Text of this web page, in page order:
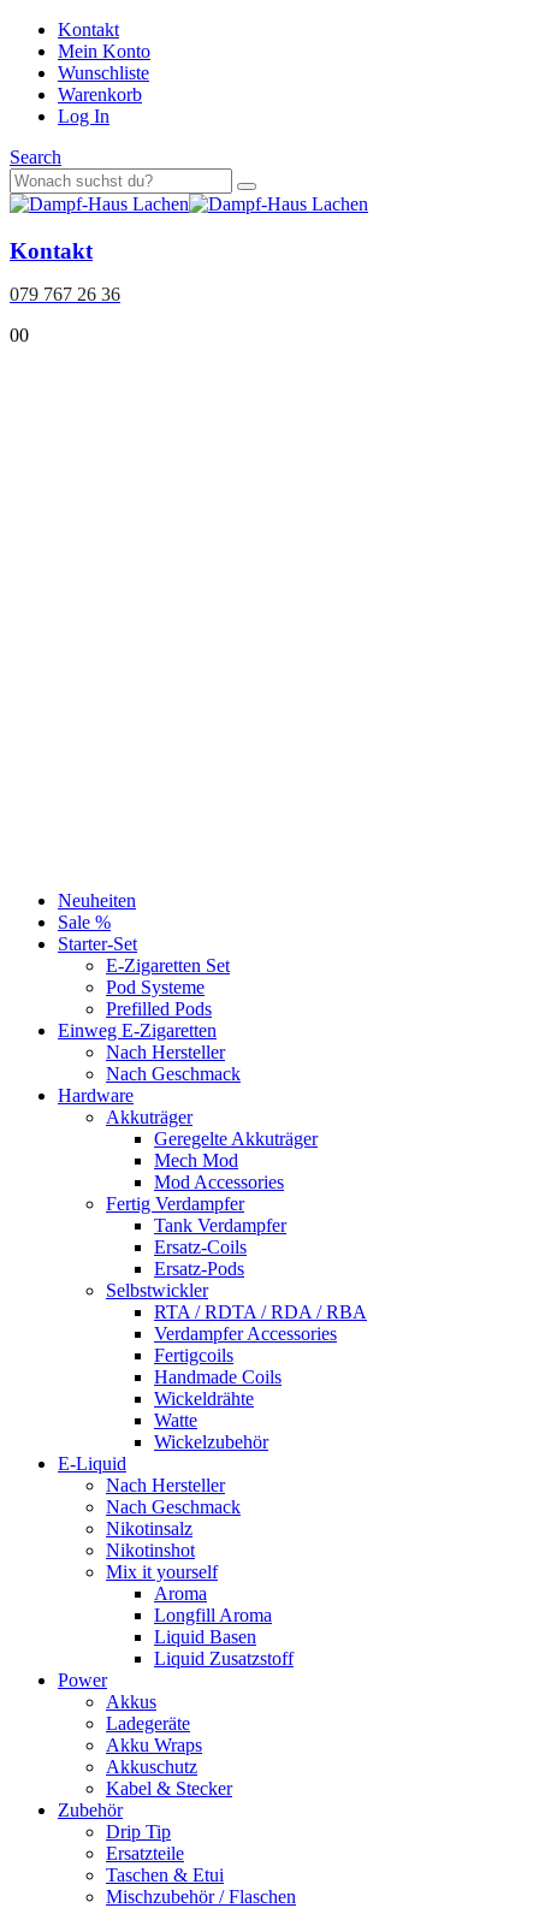
Kontakt
Mein Konto
Wunschliste
Warenkorb
Log In
Search
Kontakt
079 767 26 36
00
Neuheiten
Sale %
Starter-Set
E-Zigaretten Set
Pod Systeme
Prefilled Pods
Einweg E-Zigaretten
Nach Hersteller
Nach Geschmack
Hardware
Akkuträger
Geregelte Akkuträger
Mech Mod
Mod Accessories
Fertig Verdampfer
Tank Verdampfer
Ersatz-Coils
Ersatz-Pods
Selbstwickler
RTA / RDTA / RDA / RBA
Verdampfer Accessories
Fertigcoils
Handmade Coils
Wickeldrähte
Watte
Wickelzubehör
E-Liquid
Nach Hersteller
Nach Geschmack
Nikotinsalz
Nikotinshot
Mix it yourself
Aroma
Longfill Aroma
Liquid Basen
Liquid Zusatzstoff
Power
Akkus
Ladegeräte
Akku Wraps
Akkuschutz
Kabel & Stecker
Zubehör
Drip Tip
Ersatzteile
Taschen & Etui
Mischzubehör / Flaschen